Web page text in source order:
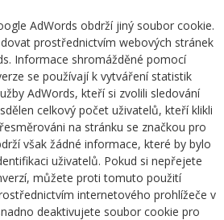
AdWords obdrží jiný soubor cookie.
prostřednictvím webových stránek
Informace shromážděné pomocí
se používají k vytváření statistik
AdWords, kteří si zvolili sledování
celkový počet uživatelů, kteří klikli
na stránku se značkou pro
však žádné informace, které by bylo
uživatelů. Pokud si nepřejete
můžete proti tomuto použití
internetového prohlížeče v
deaktivujete soubor cookie pro